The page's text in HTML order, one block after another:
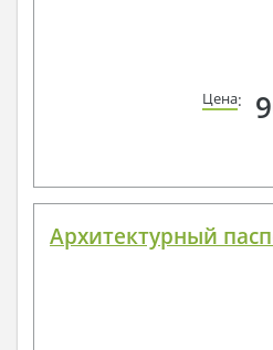
Цена:
Архитектурный